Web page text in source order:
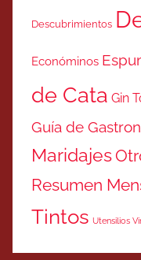
Descubrimientos
Económinos
de Cata Gin
Guía de
Maridajes
Resumen
Tintos Utensilios